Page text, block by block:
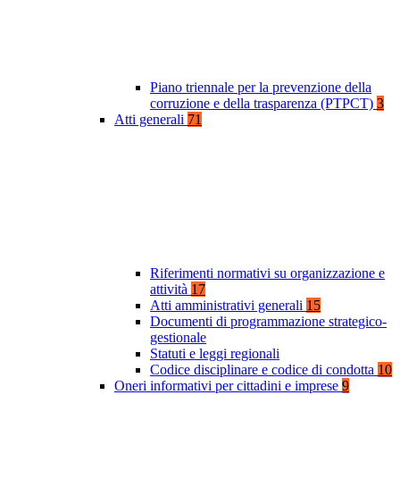
Piano triennale per la prevenzione della
corruzione e della trasparenza (PTPCT) 3
Atti generali 71
Riferimenti normativi su organizzazione e
attività 17
Atti amministrativi generali 15
Documenti di programmazione strategico-
gestionale
Statuti e leggi regionali
Codice disciplinare e codice di condotta 10
Oneri informativi per cittadini e imprese 9